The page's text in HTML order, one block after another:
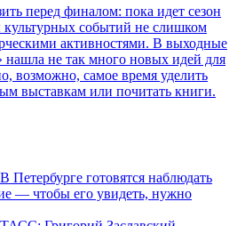
перед финалом: пока идет сезон
культурных событий не слишком
активностями. В выходные
нашла не так много новых идей для
возможно, самое время уделить
выставкам или почитать книги.
Петербурге готовятся наблюдать
— чтобы его увидеть, нужно